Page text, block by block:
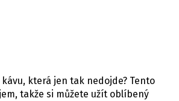
která jen tak nedojde? Tento
takže si můžete užít oblíbený